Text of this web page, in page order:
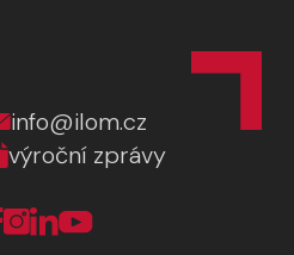
info@ilom.cz
výroční zprávy